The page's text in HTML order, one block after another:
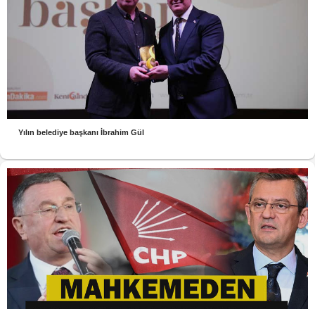
Yılın belediye başkanı İbrahim Gül